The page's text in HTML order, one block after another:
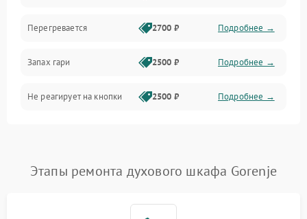
Перегревается 2700 ₽ Подробнее →
Запах гари 2500 ₽ Подробнее →
Не реагирует на кнопки 2500 ₽ Подробнее →
Этапы ремонта духового шкафа Gorenje